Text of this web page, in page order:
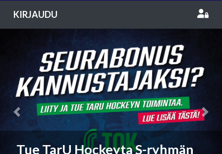
KIRJAUDU
Previous